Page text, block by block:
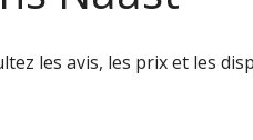
les avis, les prix et les